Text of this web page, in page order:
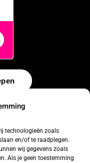
technologieën zoals
en/of te raadplegen.
wij gegevens zoals
Als je geen toestemming
voorwaarden